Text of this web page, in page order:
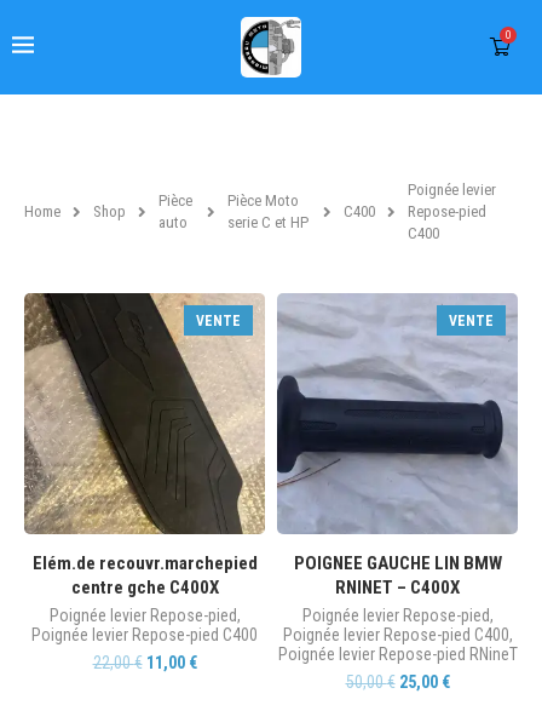
0
Home Shop
Pièce
auto
Pièce Moto
serie C et HP
C400
Poignée levier
Repose-pied
C400
VENTE
Elém.de recouvr.marchepied
centre gche C400X
Poignée levier Repose-pied,
Poignée levier Repose-pied C400
22,00€ 11,00 €
VENTE
POIGNEE GAUCHE LIN BMW
RNINET – C400X
Poignée levier Repose-pied,
Poignée levier Repose-pied C400,
Poignée levier Repose-pied RNineT
50,00€ 25,00 €